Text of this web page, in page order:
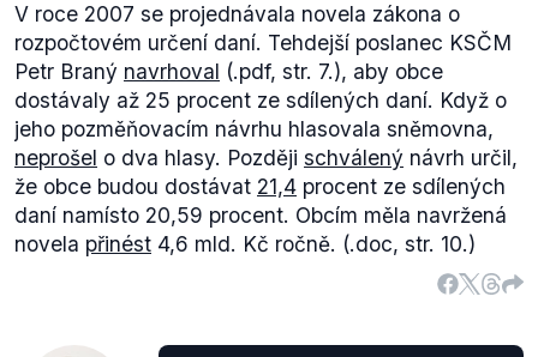
vyčleněno 2,511 mld. Kč (.pdf, str. 4). Během roku
2015 došlo k výraznému navýšení investic do
pozemních komunikací, protože původně schválený
rozpočet počítal s částkou 1,837 mld. Kč.
Konečnýrozpočetkraje dosáhl na částku 20,426
mld. Kč (.pdf, str. 16), i když se původně počítalo s
částkou skoro o 6 mld. Kč nižší.
RokRozpočet (v mld. Kč)Výdaje na silnice II. a III.
tříd (v mld. Kč)Podíl na rozpočtu (v %)
20023,1651,33642,211201520,4262,51112,290
V roce 2007 se projednávala novela zákona o
rozpočtovém určení daní. Tehdejší poslanec KSČM
Petr Braný navrhoval (.pdf, str. 7.), aby obce
dostávaly až 25 procent ze sdílených daní. Když o
jeho pozměňovacím návrhu hlasovala sněmovna,
neprošel o dva hlasy. Později schválený návrh určil,
že obce budou dostávat 21,4 procent ze sdílených
daní namísto 20,59 procent. Obcím měla navržená
novela přinést 4,6 mld. Kč ročně. (.doc, str. 10.)